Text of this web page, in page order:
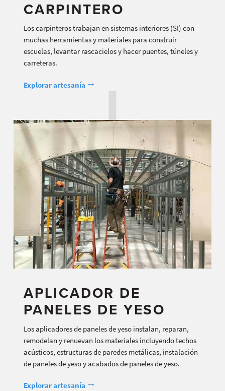
CARPINTERO
Los carpinteros trabajan en sistemas interiores (SI) con
muchas herramientas y materiales para construir
escuelas, levantar rascacielos y hacer puentes, túneles y
carreteras.
Explorar artesanía
APLICADOR DE
PANELES DE YESO
Los aplicadores de paneles de yeso instalan, reparan,
remodelan y renuevan los materiales incluyendo techos
acústicos, estructuras de paredes metálicas, instalación
de paneles de yeso y acabados de paneles de yeso.
Explorar artesanía